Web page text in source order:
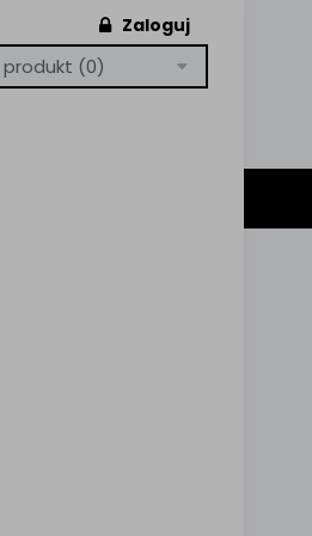
Zaloguj
produkt (0)